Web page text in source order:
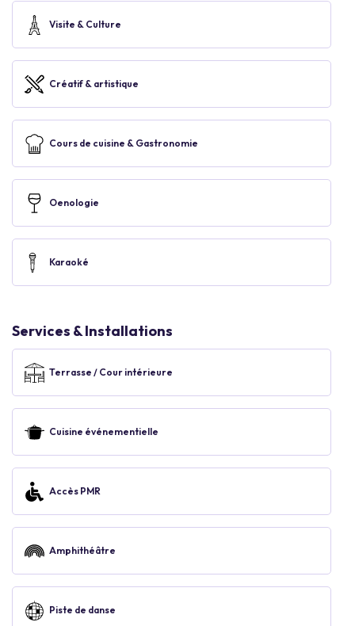
Visite & Culture
Créatif & artistique
Cours de cuisine & Gastronomie
Oenologie
Karaoké
Services & Installations
Terrasse / Cour intérieure
Cuisine événementielle
Accès PMR
Amphithéâtre
Piste de danse